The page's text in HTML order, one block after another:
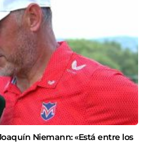
Niemann: «Está entre los